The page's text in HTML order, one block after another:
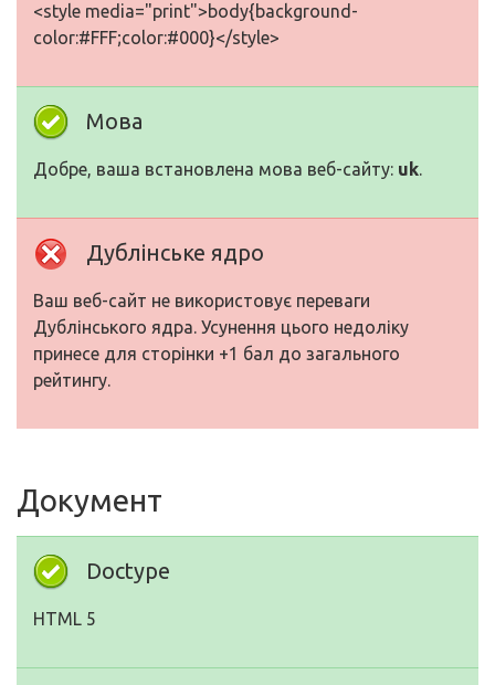
<style media="print">body{background-
color:#FFF;color:#000}</style>
Мова
Добре, ваша встановлена мова веб-сайту: uk.
Дублінське ядро
Ваш веб-сайт не використовує переваги
Дублінського ядра. Усунення цього недоліку
принесе для сторінки +1 бал до загального
рейтингу.
Документ
Doctype
HTML 5